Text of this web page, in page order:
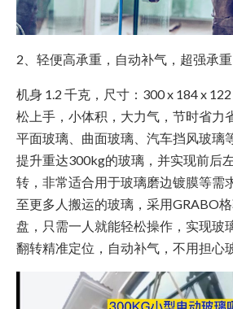
2、轻便高承重，自动补气，超强承重
机身 1.2 千克，尺寸：300 x 184 x
松上手，小体积，大力气，节时省力
平面玻璃、曲面玻璃、汽车挡风玻璃
提升重达300kg的玻璃，并实现前后
转，非常适合用于玻璃磨边镀膜等需
至更多人搬运的玻璃，采用GRABO
盘，只需一人就能轻松操作，实现玻
翻转精准定位，自动补气，不用担心